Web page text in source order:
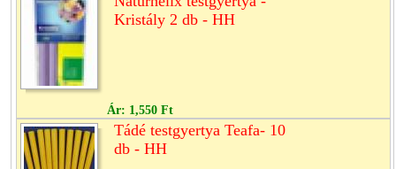
Kristály 2 db - HH
Ár: 1,550 Ft
Tádé testgyertya Teafa- 10
db - HH